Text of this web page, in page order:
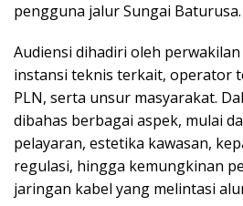
pengguna jalur Sungai Baturusa.
Audiensi dihadiri oleh
instansi teknis terkait, operator
PLN, serta unsur masyarakat.
dibahas berbagai aspek, mulai
pelayaran, estetika kawasan,
regulasi, hingga kemungkinan
jaringan kabel yang melintasi